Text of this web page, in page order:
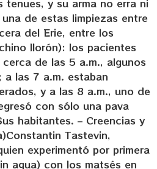
tenues, y su arma no erra ni
de estas limpiezas entre
del Erie, entre los
llorón): los pacientes
cerca de las 5 a.m., algunos
las 7 a.m. estaban
y a las 8 a.m., uno de
con sólo una pava
habitantes. – Creencias y
Tastevin,
experimentó por primera
agua) con los matsés en